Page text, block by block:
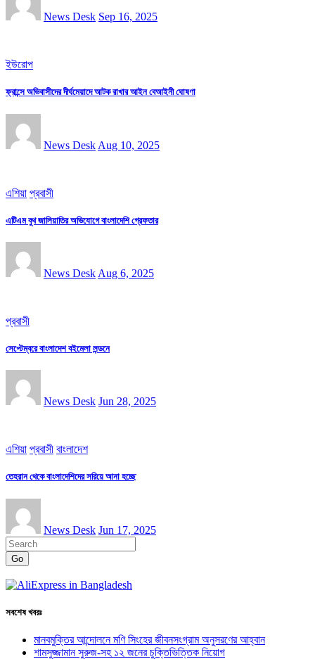
News Desk Sep 16, 2025
ইউরোপ
ফ্রান্সে অভিবাসীদের দীর্ঘমেয়াদে আটক রাখার আইন বেআইনী ঘোষণা
News Desk Aug 10, 2025
এশিয়া প্রবাসী
এটিএম বুথ জালিয়াতির অভিযোগে বাংলাদেশি গ্রেফতার
News Desk Aug 6, 2025
প্রবাসী
সেপ্টেম্বরে বাংলাদেশ বইমেলা লন্ডনে
News Desk Jun 28, 2025
এশিয়া প্রবাসী বাংলাদেশ
তেহরান থেকে বাংলাদেশিদের সরিয়ে আনা হচ্ছে
News Desk Jun 17, 2025
Go
সবশেষ খবরঃ
মানবমুক্তির আন্দোলনে মণি সিংহের জীবনসংগ্রাম অনুসরণের আহ্বান
শামসুজ্জামান সুরুজ-সহ ১২ জনের চুক্তিভিত্তিক নিয়োগ